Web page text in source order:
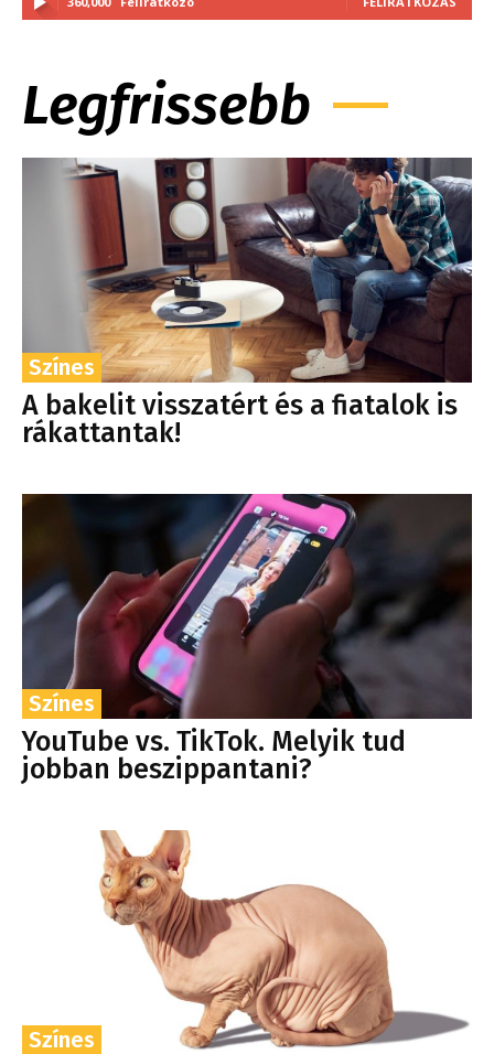
Legfrissebb
Színes
A bakelit visszatért és a fiatalok is
rákattantak!
Színes
YouTube vs. TikTok. Melyik tud
jobban beszippantani?
Színes